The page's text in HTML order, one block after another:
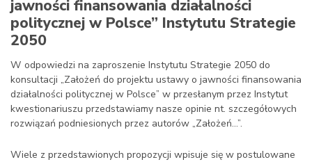
jawności finansowania działalności
politycznej w Polsce” Instytutu Strategie
2050
W odpowiedzi na zaproszenie Instytutu Strategie 2050 do
konsultacji „Założeń do projektu ustawy o jawności finansowania
działalności politycznej w Polsce” w przesłanym przez Instytut
kwestionariuszu przedstawiamy nasze opinie nt. szczegółowych
rozwiązań podniesionych przez autorów „Założeń…”.
Wiele z przedstawionych propozycji wpisuje się w postulowane